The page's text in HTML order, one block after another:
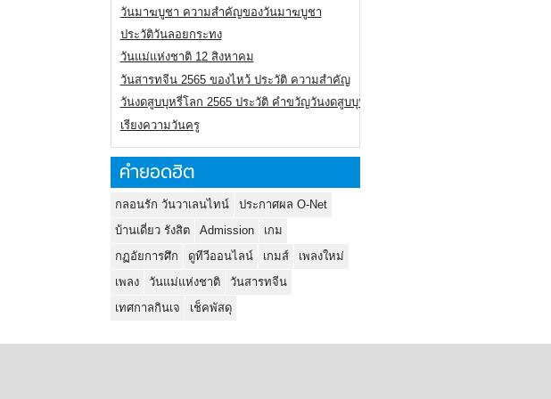
วันมาฆบูชา ความสำคัญของวันมาฆบูชา
ประวัติวันลอยกระทง
วันแม่แห่งชาติ 12 สิงหาคม
วันสารทจีน 2565 ของไหว้ ประวัติ ความสำคัญ
วันงดสูบบุหรี่โลก 2565 ประวัติ คำขวัญวันงดสูบบุหรี่โลก
เรียงความวันครู
คำยอดฮิต
กลอนรัก วันวาเลนไทน์
ประกาศผล O-Net
บ้านเดี่ยว รังสิต
Admission
เกม
กฏอัยการศึก
ดูทีวีออนไลน์ เกมส์
เพลงใหม่
เพลง
วันแม่แห่งชาติ
วันสารทจีน
เทศกาลกินเจ
เช็คพัสดุ